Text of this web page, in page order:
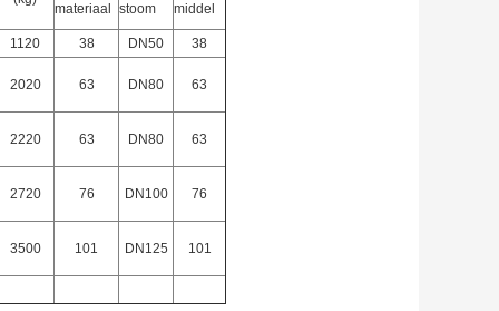
materiaal stoom middel
1120 38 DN50 38
2020 63 DN80 63
2220 63 DN80 63
2720 76 DN100 76
3500 101 DN125 101